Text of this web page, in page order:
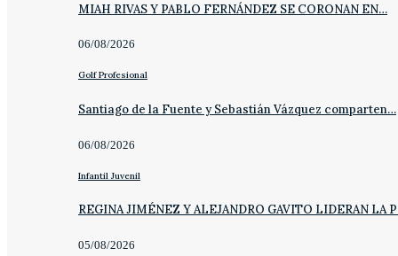
MIAH RIVAS Y PABLO FERNÁNDEZ SE CORONAN EN…
06/08/2026
Golf Profesional
Santiago de la Fuente y Sebastián Vázquez comparten…
06/08/2026
Infantil Juvenil
REGINA JIMÉNEZ Y ALEJANDRO GAVITO LIDERAN LA
05/08/2026